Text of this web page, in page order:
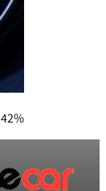
42% מן הנהגים מתדלקים את הרכב שלהם רק אחרי שנורית ההתרעה נדלקת. האם הם צודקים או טועים? חמישה מיתוסים שכדאי לנפץ וכמה הרגלי תדלוק שכדאי לאמץ מהיום והלאה